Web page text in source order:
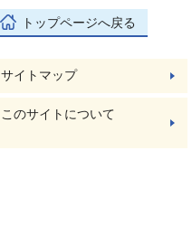
トップページへ戻る
サイトマップ
このサイトについて